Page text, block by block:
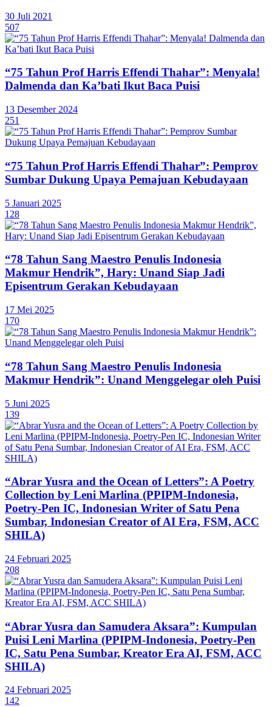
30 Juli 2021
507
“75 Tahun Prof Harris Effendi Thahar”: Menyala!
Dalmenda dan Ka’bati Ikut Baca Puisi
13 Desember 2024
251
“75 Tahun Prof Harris Effendi Thahar”: Pemprov
Sumbar Dukung Upaya Pemajuan Kebudayaan
5 Januari 2025
128
“78 Tahun Sang Maestro Penulis Indonesia
Makmur Hendrik”, Hary: Unand Siap Jadi
Episentrum Gerakan Kebudayaan
17 Mei 2025
170
“78 Tahun Sang Maestro Penulis Indonesia
Makmur Hendrik”: Unand Menggelegar oleh Puisi
5 Juni 2025
139
“Abrar Yusra and the Ocean of Letters”: A Poetry
Collection by Leni Marlina (PPIPM-Indonesia,
Poetry-Pen IC, Indonesian Writer of Satu Pena
Sumbar, Indonesian Creator of AI Era, FSM, ACC
SHILA)
24 Februari 2025
208
“Abrar Yusra dan Samudera Aksara”: Kumpulan
Puisi Leni Marlina (PPIPM-Indonesia, Poetry-Pen
IC, Satu Pena Sumbar, Kreator Era AI, FSM, ACC
SHILA)
24 Februari 2025
142